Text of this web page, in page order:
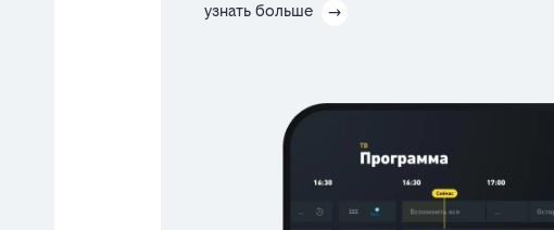
узнать больше